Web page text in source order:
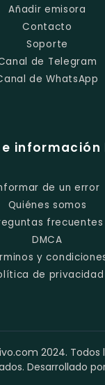
Añadir emisora
Contacto
Soporte
de Telegram
de WhatsApp
e información
de un error
Quiénes somos
frecuentes
DMCA
y
de privacidad
2024. Todos
Desarrollado